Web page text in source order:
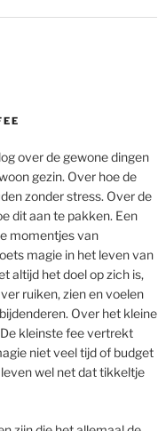
over de gewone dingen
gezin. Over hoe de
zonder stress. Over de
dit aan te pakken. Een
momentjes van
magie in het leven van
altijd het doel op zich is,
ruiken, zien en voelen
Over het kleine
kleinste fee vertrekt
niet veel tijd of budget
wel net dat tikkeltje